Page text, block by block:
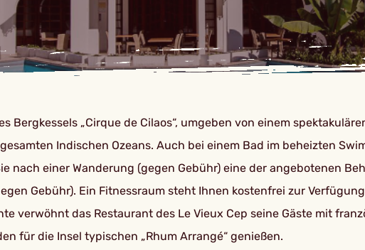
Bergkessels „Cirque de Cilaos“, umgeben von einem
Indischen Ozeans. Auch bei einem Bad im beheizten
nach einer Wanderung (gegen Gebühr) eine der angebotenen
Gebühr). Ein Fitnessraum steht Ihnen kostenfrei zur
verwöhnt das Restaurant des Le Vieux Cep seine Gäste mit
für die Insel typischen „Rhum Arrangé“ genießen.